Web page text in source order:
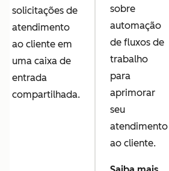
solicitações de
atendimento
ao cliente em
uma caixa de
entrada
compartilhada.
sobre
automação
de fluxos de
trabalho
para
aprimorar
seu
atendimento
ao cliente.